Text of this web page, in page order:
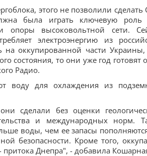
этого не позволили сделать
была играть ключевую роль
опоры высоковольтной сети.
электроэнергию из
на оккупированной части
состояния, то они уже год готовят
Радио.
воду для охлаждения из
сделали без оценки
и международных норм.
воды, чем ее запасы
безопасности. Кроме того,
Днепра", - добавила